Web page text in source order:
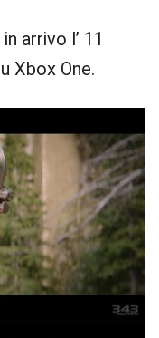
arrivo l’ 11
Xbox One.